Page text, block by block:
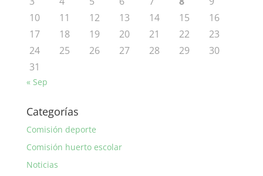
10
11 12 13 14 15
16
17
18 19 20 21 22
23
24
25 26 27 28 29
30
31
« Sep
Categorías
Comisión deporte
Comisión huerto escolar
Noticias